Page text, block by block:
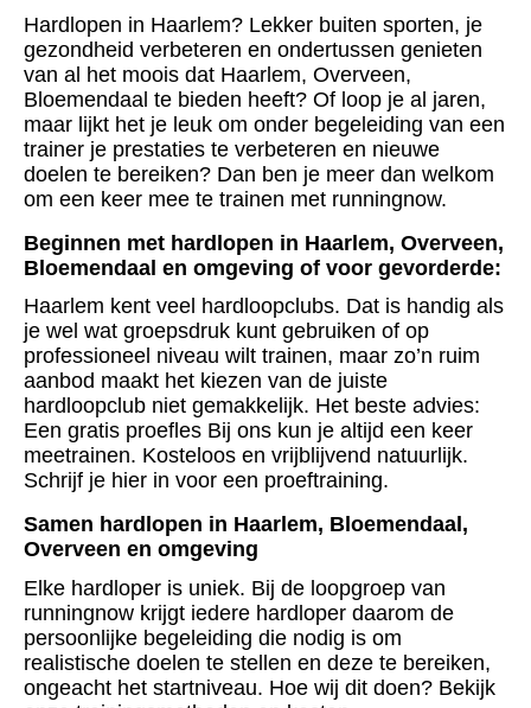
Hardlopen in Haarlem? Lekker buiten sporten, je
gezondheid verbeteren en ondertussen genieten
van al het moois dat Haarlem, Overveen,
Bloemendaal te bieden heeft? Of loop je al jaren,
maar lijkt het je leuk om onder begeleiding van een
trainer je prestaties te verbeteren en nieuwe
doelen te bereiken? Dan ben je meer dan welkom
om een keer mee te trainen met runningnow.
Beginnen met hardlopen in Haarlem, Overveen,
Bloemendaal en omgeving of voor gevorderde:
Haarlem kent veel hardloopclubs. Dat is handig als
je wel wat groepsdruk kunt gebruiken of op
professioneel niveau wilt trainen, maar zo’n ruim
aanbod maakt het kiezen van de juiste
hardloopclub niet gemakkelijk. Het beste advies:
Een gratis proefles Bij ons kun je altijd een keer
meetrainen. Kosteloos en vrijblijvend natuurlijk.
Schrijf je hier in voor een proeftraining.
Samen hardlopen in Haarlem, Bloemendaal,
Overveen en omgeving
Elke hardloper is uniek. Bij de loopgroep van
runningnow krijgt iedere hardloper daarom de
persoonlijke begeleiding die nodig is om
realistische doelen te stellen en deze te bereiken,
ongeacht het startniveau. Hoe wij dit doen? Bekijk